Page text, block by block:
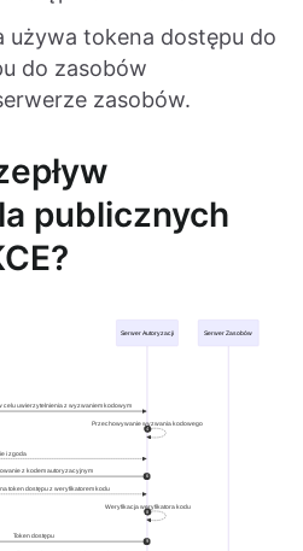
używa tokena dostępu do
do zasobów
zasobów.
publicznych